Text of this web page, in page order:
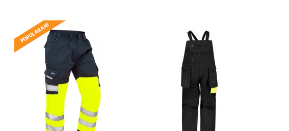
POPULARAN!